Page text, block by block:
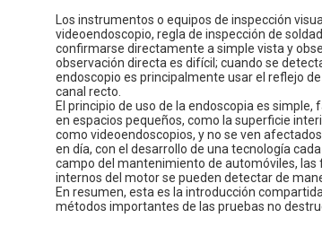
Los instrumentos o equipos de inspección
videoendoscopio, regla de inspección de
confirmarse directamente a simple vista y
observación directa es difícil; cuando se
endoscopio es principalmente usar el reflejo
canal recto.
El principio de uso de la endoscopia es
en espacios pequeños, como la superficie
como videoendoscopios, y no se ven
en día, con el desarrollo de una tecnología
campo del mantenimiento de automóviles, las
internos del motor se pueden detectar de
En resumen, esta es la introducción
métodos importantes de las pruebas no